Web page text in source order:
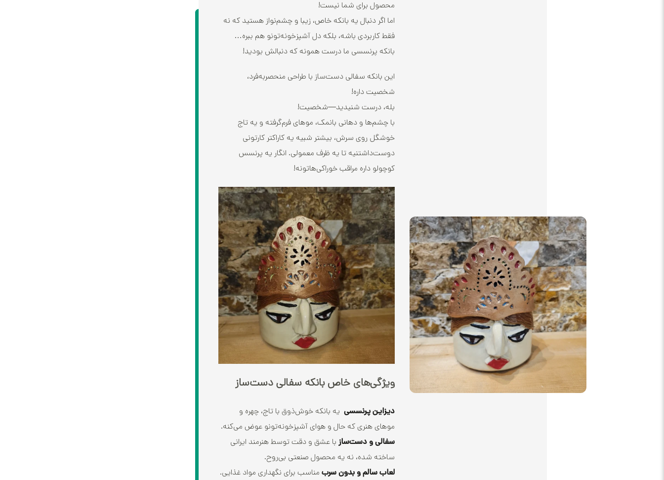
محصول برای شما نیست!
اما اگر دنبال یه بانکه خاص، زیبا و چشم‌نواز هستید که نه
فقط کاربردی باشه، بلکه دل آشپزخونه‌تونو هم ببره…
بانکه پرنسسی ما درست همونه که دنبالش بودید!
این بانکه سفالی دست‌ساز با طراحی منحصربه‌فرد،
شخصیت داره!
بله، درست شنیدید—شخصیت!
با چشم‌ها و دهانی بانمک، موهای فرم‌گرفته و یه تاج
خوشگل روی سرش، بیشتر شبیه یه کاراکتر کارتونی
دوست‌داشتنیه تا یه ظرف معمولی. انگار یه پرنسس
کوچولو داره مراقب خوراکی‌هاتونه!
ویژگی‌های خاص بانکه سفالی دست‌ساز
دیزاین پرنسسییه بانکه خوش‌ذوق با تاج، چهره و
موهای هنری که حال و هوای آشپزخونه‌تونو عوض می‌کنه.
سفالی و دست‌سازبا عشق و دقت توسط هنرمند ایرانی
ساخته شده، نه یه محصول صنعتی بی‌روح.
لعاب سالم و بدون سربمناسب برای نگهداری مواد غذایی.